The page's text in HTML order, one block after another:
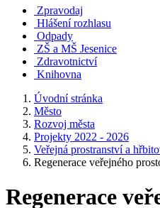
Zpravodaj
Hlášení rozhlasu
Odpady
ZŠ a MŠ Jesenice
Zdravotnictví
Knihovna
Úvodní stránka
Město
Rozvoj města
Projekty 2022 - 2026
Veřejná prostranství a
Regenerace veřejného
Regenerace